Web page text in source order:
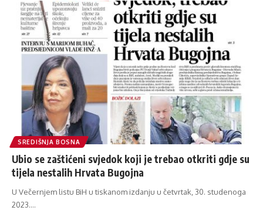
SREDIŠNJA BOSNA
Ubio se zaštićeni svjedok koji je trebao otkriti gdje su
tijela nestalih Hrvata Bugojna
U Večernjem listu BiH u tiskanom izdanju u četvrtak, 30. studenoga
2023.…